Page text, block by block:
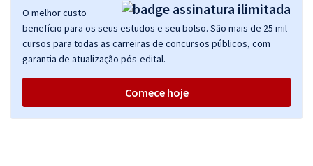
O melhor custo
benefício para os seus estudos e seu bolso. São mais de 25 mil
cursos para todas as carreiras de concursos públicos, com
garantia de atualização pós-edital.
Comece hoje